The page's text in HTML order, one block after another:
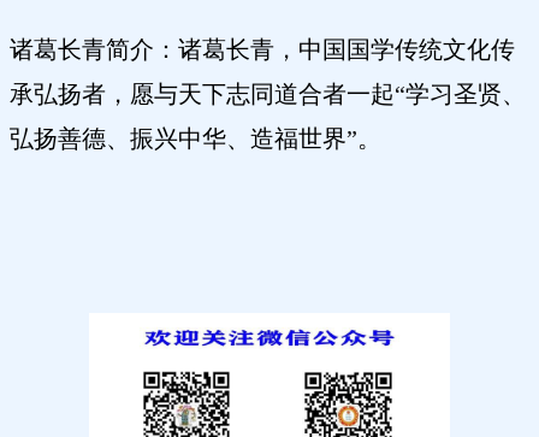
诸葛长青简介：诸葛长青，中国国学传统文化传
承弘扬者，愿与天下志同道合者一起“学习圣贤、
弘扬善德、振兴中华、造福世界”。